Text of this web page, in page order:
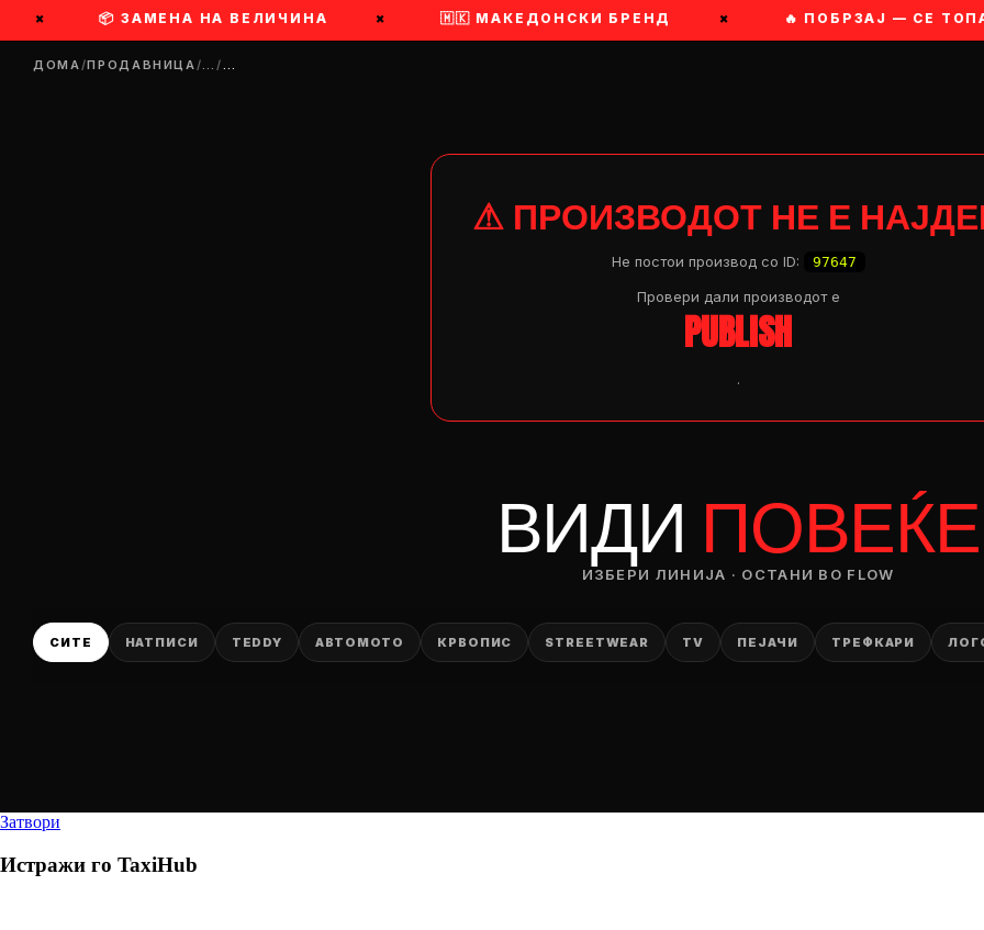
📦 ЗАМЕНА НА ВЕЛИЧИНА 🇲🇰 МАКЕДОНСКИ БРЕНД 🔥 ПОБРЗАЈ — СЕ
ДОМА/ПРОДАВНИЦА/…/…
⚠ ПРОИЗВОДОТ НЕ Е
Не постои производ со ID: 97647
Провери дали производот e
PUBLISH
.
ВИДИ ПОВЕЌЕ
ИЗБЕРИ ЛИНИЈА · ОСТАНИ ВО FLOW
СИТЕ НАТПИСИ TEDDY АВТОМОТО КРВОПИС STREETWEAR TV ПЕЈАЧИ ТРЕФКАРИ
Затвори
Истражи го TaxiHub